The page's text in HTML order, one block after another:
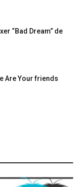
“Bad Dream” de
Are Your friends